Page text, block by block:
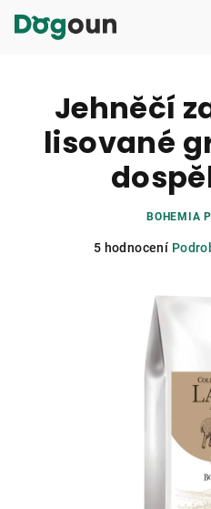
Jehněčí
lisované
BOHEMIA
Průměrné
hvězdiček.
5 hodnocení